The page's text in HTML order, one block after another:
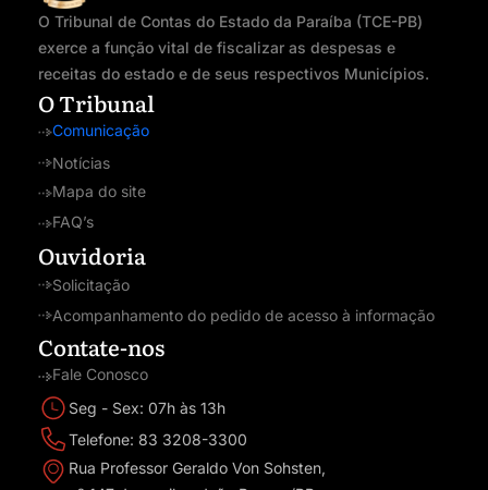
O Tribunal de Contas do Estado da Paraíba (TCE-PB)
exerce a função vital de fiscalizar as despesas e
receitas do estado e de seus respectivos Municípios.
O Tribunal
Comunicação
Notícias
Mapa do site
FAQ’s
Ouvidoria
Solicitação
Acompanhamento do pedido de acesso à informação
Contate-nos
Fale Conosco
Seg - Sex: 07h às 13h
Telefone: 83 3208-3300
Rua Professor Geraldo Von Sohsten,